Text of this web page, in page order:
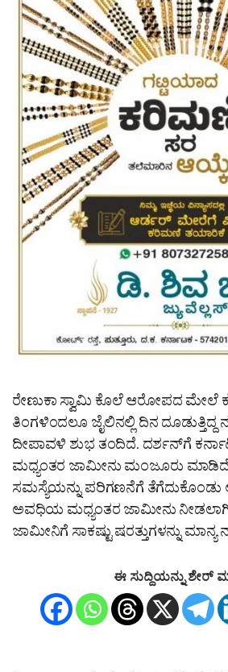
ರೇಣುಕಾ ಸ್ವಾಮಿ ಕೊಲೆ ಆರೋಪದ ಮೇಲೆ
ತಿಂಗಳಿಂದಲೂ ಜೈಲಿನಲ್ಲಿ ದಿನ
ದೀಪಾವಳಿ ಶುಭ ತಂದಿದೆ. ದರ್ಶನ್​ಗೆ
ಮಧ್ಯಂತರ ಜಾಮೀನು ಮಂಜೂರು
ಸಮಸ್ಯೆಯನ್ನು ಪರಿಗಣನೆಗೆ ತೆಗೆದುಕೊಂಡು
ಅವಧಿಯ ಮಧ್ಯಂತರ ಜಾಮೀನು
ಜಾಮೀನಿಗೆ ಸಾಕಷ್ಟು ಷರತ್ತುಗಳನ್ನು
ಈ ಸುದ್ದಿಯನ್ನು ಶೇರ್